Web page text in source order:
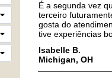
É a segunda vez
terceiro
gosta do
tive experiências
Isabelle B.
Michigan, OH